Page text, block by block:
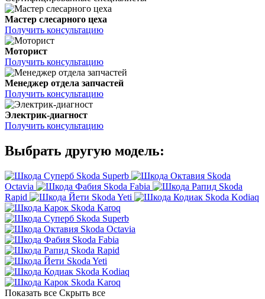
Мастер слесарного цеха
Получить консультацию
Моторист
Получить консультацию
Менеджер отдела запчастей
Получить консультацию
Электрик-диагност
Получить консультацию
Выбрать другую модель:
Skoda Superb
Skoda
Octavia
Skoda Fabia
Skoda
Rapid
Skoda Yeti
Skoda Kodiaq
Skoda Karoq
Skoda Superb
Skoda Octavia
Skoda Fabia
Skoda Rapid
Skoda Yeti
Skoda Kodiaq
Skoda Karoq
Показать все Скрыть все